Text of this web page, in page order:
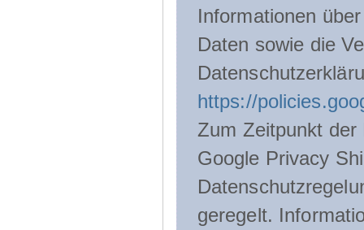
Informationen
Daten sowie die
https://
Zum Zeitpunkt der
Google Privacy
geregelt.